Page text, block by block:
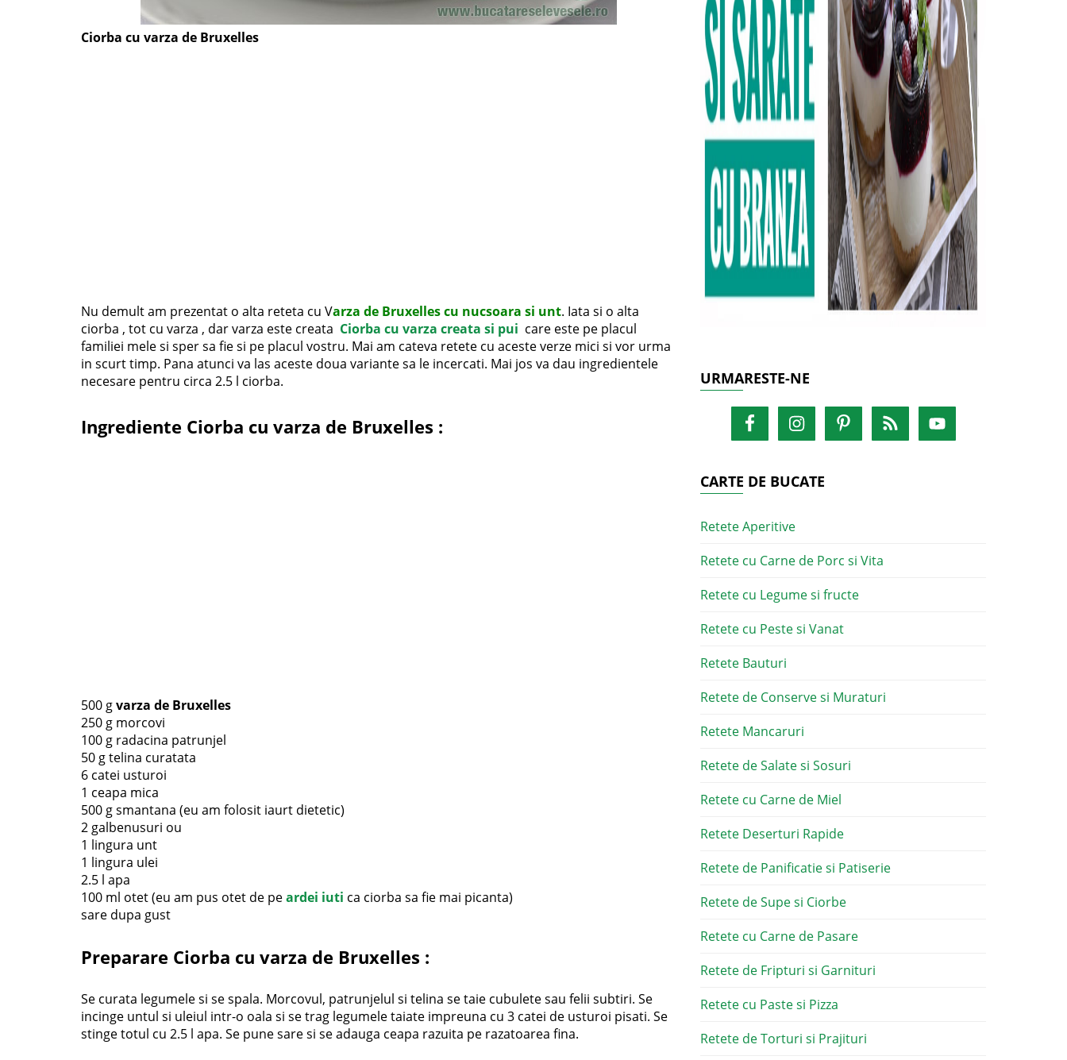
Ciorba cu varza de Bruxelles
Nu demult am prezentat o alta reteta cu Varza de Bruxelles cu nucsoara si unt. Iata si o alta
ciorba , tot cu varza , dar varza este creata Ciorba cu varza creata si pui care este pe placul
familiei mele si sper sa fie si pe placul vostru. Mai am cateva retete cu aceste verze mici si vor urma
in scurt timp. Pana atunci va las aceste doua variante sa le incercati. Mai jos va dau ingredientele
necesare pentru circa 2.5 l ciorba.
Ingrediente Ciorba cu varza de Bruxelles :
500 gvarza de Bruxelles
250 g morcovi
100 g radacina patrunjel
50 g telina curatata
6 catei usturoi
1 ceapa mica
500 g smantana (eu am folosit iaurt dietetic)
2 galbenusuri ou
1 lingura unt
1 lingura ulei
2.5 l apa
100 ml otet (eu am pus otet de peardei iuti ca ciorba sa fie mai picanta)
sare dupa gust
Preparare Ciorba cu varza de Bruxelles :
Se curata legumele si se spala. Morcovul, patrunjelul si telina se taie cubulete sau felii subtiri. Se
incinge untul si uleiul intr-o oala si se trag legumele taiate impreuna cu 3 catei de usturoi pisati. Se
stinge totul cu 2.5 l apa. Se pune sare si se adauga ceapa razuita pe razatoarea fina.
URMARESTE-NE
CARTE DE BUCATE
Retete Aperitive
Retete cu Carne de Porc si Vita
Retete cu Legume si fructe
Retete cu Peste si Vanat
Retete Bauturi
Retete de Conserve si Muraturi
Retete Mancaruri
Retete de Salate si Sosuri
Retete cu Carne de Miel
Retete Deserturi Rapide
Retete de Panificatie si Patiserie
Retete de Supe si Ciorbe
Retete cu Carne de Pasare
Retete de Fripturi si Garnituri
Retete cu Paste si Pizza
Retete de Torturi si Prajituri